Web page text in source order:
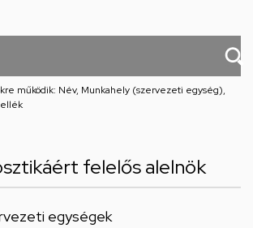
működik: Név, Munkahely (szervezeti egység),
felelős alelnök
egységek